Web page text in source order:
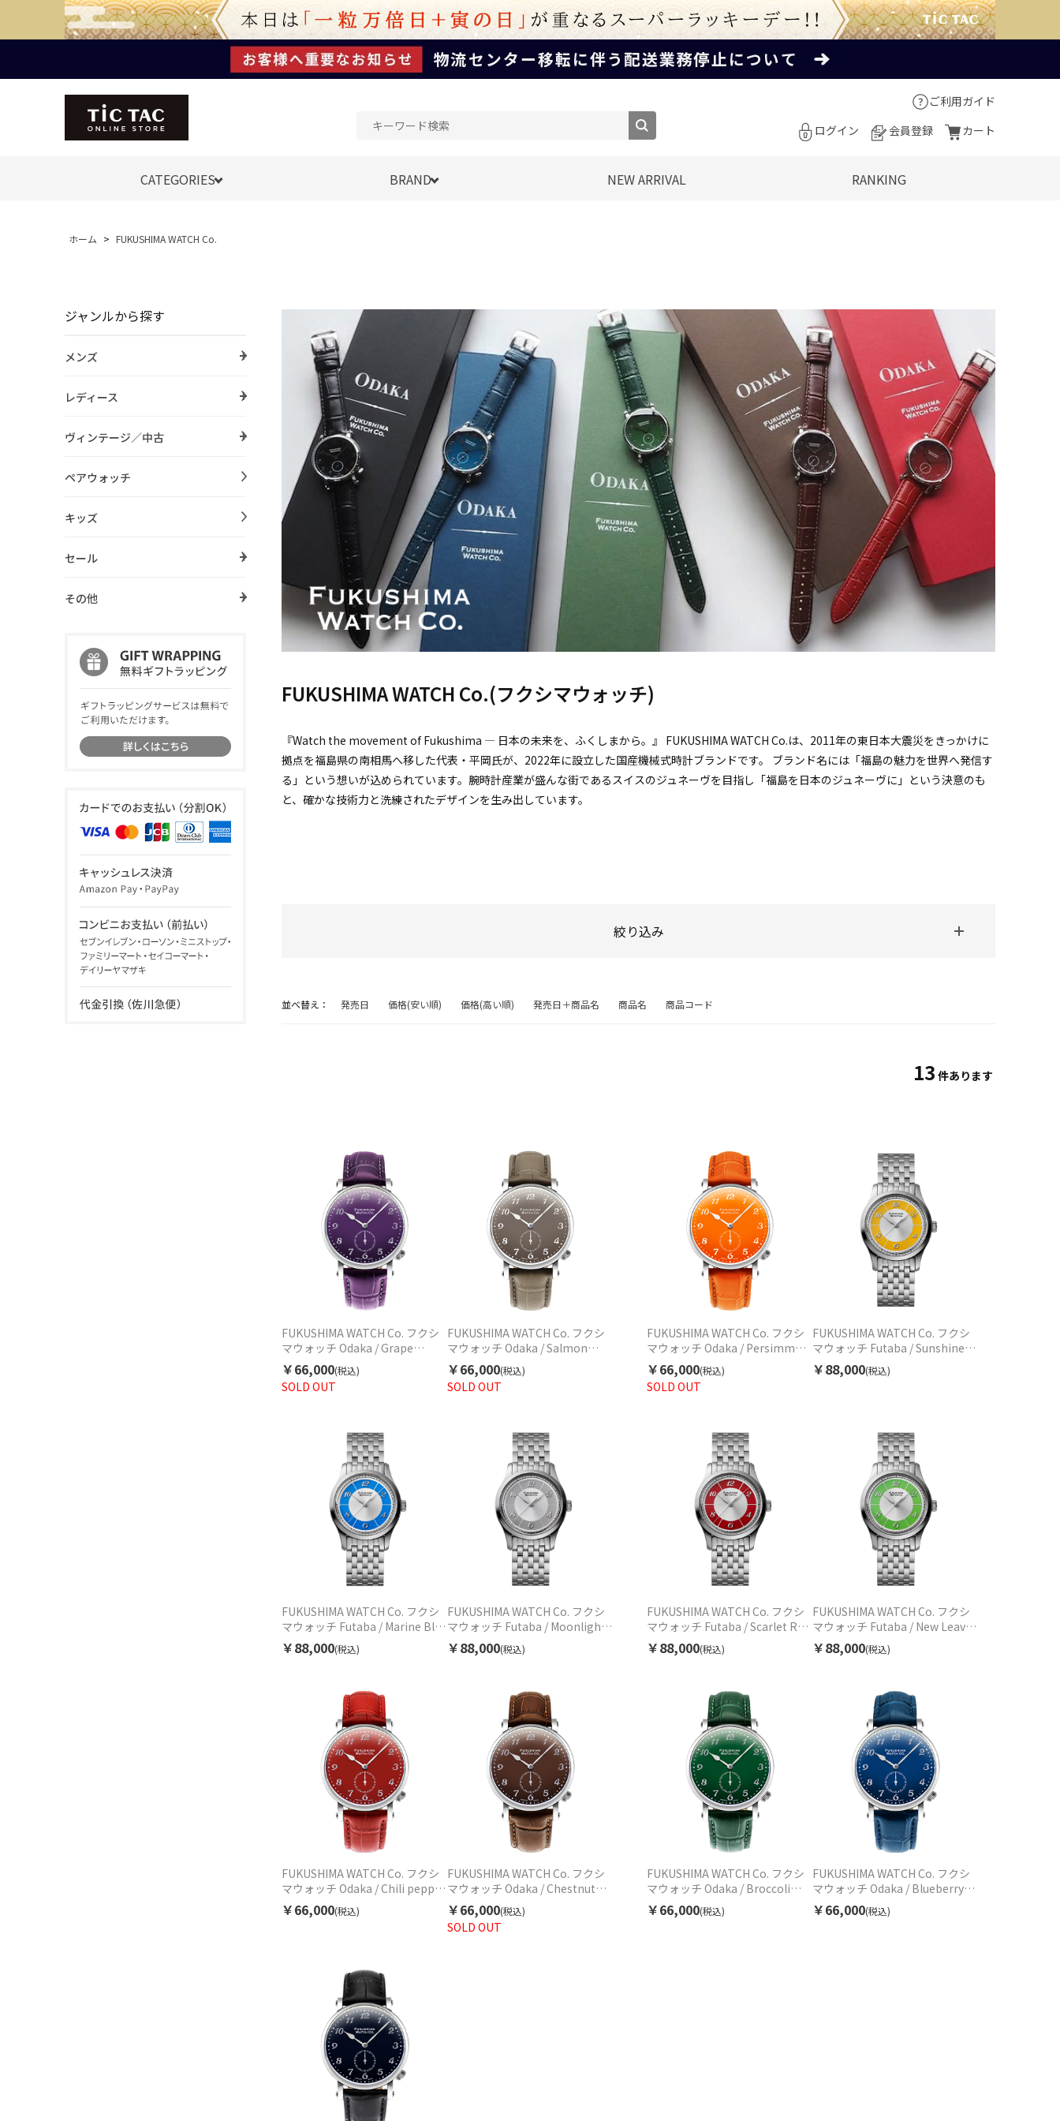
ご利用ガイド
ログイン
会員登録 カート
CATEGORIES BRAND NEW ARRIVAL RANKING
ホーム > FUKUSHIMA WATCH Co.
ジャンルから探す
メンズ
レディース
ヴィンテージ／中古
ペアウォッチ
キッズ
セール
その他
FUKUSHIMA WATCH Co.(フクシマウォッチ)
『Watch the movement of Fukushima ― 日本の未来を、ふくしまから。』 FUKUSHIMA WATCH Co.は、2011年の東日本大震災をきっかけに
拠点を福島県の南相馬へ移した代表・平岡氏が、2022年に設立した国産機械式時計ブランドです。 ブランド名には「福島の魅力を世界へ発信す
る」という想いが込められています。腕時計産業が盛んな街であるスイスのジュネーヴを目指し「福島を日本のジュネーヴに」という決意のも
と、確かな技術力と洗練されたデザインを生み出しています。
絞り込み
並べ替え： 発売日 価格(安い順) 価格(高い順) 発売日＋商品名 商品名 商品コード
13 件あります
FUKUSHIMA WATCH Co. フクシ
マウォッチ Odaka / Grape
purple オダカ パープル
F001.01.06 自動巻 ユニセックス
SOLD OUT
￥66,000(税込)
FUKUSHIMA WATCH Co. フクシ
マウォッチ Odaka / Salmon
grey オダカ グレー F001.01.08 自
動巻 ユニセックス
SOLD OUT
￥66,000(税込)
FUKUSHIMA WATCH Co. フクシ
マウォッチ Odaka / Persimmon
orange オダカ オレンジ
F001.01.07 自動巻 ユニセックス
SOLD OUT
￥66,000(税込)
FUKUSHIMA WATCH Co. フクシ
マウォッチ Futaba / Sunshine
Yellow フタバ イエロー
F002.01.05 自動巻 ユニセックス
￥88,000(税込)
FUKUSHIMA WATCH Co. フクシ
マウォッチ Futaba / Marine Blue
フタバ ブルー F002.01.04 自動巻
ユニセックス
￥88,000(税込)
FUKUSHIMA WATCH Co. フクシ
マウォッチ Futaba / Moonlight
Silver フタバ シルバー
F002.01.03 自動巻 ユニセックス
￥88,000(税込)
FUKUSHIMA WATCH Co. フクシ
マウォッチ Futaba / Scarlet Red
フタバ レッド F002.01.02 自動巻
ユニセックス
￥88,000(税込)
FUKUSHIMA WATCH Co. フクシ
マウォッチ Futaba / New Leaves
Green フタバ グリーン
F002.01.01 自動巻 ユニセックス
￥88,000(税込)
FUKUSHIMA WATCH Co. フクシ
マウォッチ Odaka / Chili pepper
red オダカ レッド F001.01.05 自
動巻 ユニセックス
￥66,000(税込)
FUKUSHIMA WATCH Co. フクシ
マウォッチ Odaka / Chestnut
brown オダカ ブラウン
F001.01.04 自動巻 ユニセックス
SOLD OUT
￥66,000(税込)
FUKUSHIMA WATCH Co. フクシ
マウォッチ Odaka / Broccoli
green オダカ グリーン
F001.01.03 自動巻 ユニセックス
￥66,000(税込)
FUKUSHIMA WATCH Co. フクシ
マウォッチ Odaka / Blueberry
blue オダカ ブルー F001.01.02 自
動巻 ユニセックス
￥66,000(税込)